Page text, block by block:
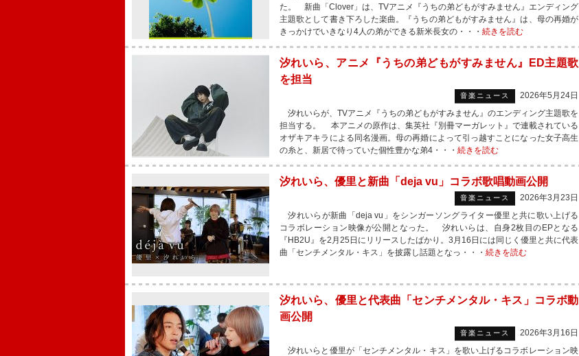
た。 新曲「Clover」は、TVアニメ『うちの弟どもがすみません』エンディング
主題歌として書き下ろした楽曲。『うちの弟どもがすみません』は、母の再婚が
きっかけでいきなり4人の弟ができる新米長女の・・・ 続きを読む
汐れいら、アニメ『うちの弟どもがすみません』ED主題歌
を担当
音楽ニュース
2026年5月24日
汐れいらが、TVアニメ『うちの弟どもがすみません』のエンディング主題歌を
担当する。 本アニメの原作は、集英社『別冊マーガレット』で連載されている
オザキアキラによる同名漫画。母の再婚によって引っ越すことになった女子高生
の糸と、新居で待っていた個性豊かな弟4・・・ 続きを読む
汐れいら、優里と新曲「deja vu」コラボ歌唱動画公開
音楽ニュース
2026年3月23日
汐れいらが新曲「deja vu」をシンガーソングライター優里と共に歌い上げる
コラボレーション映像が公開となった。 汐れいらは、自身2枚目のEPとなる
『HB2U』を2月25日にリリースしたばかり。3月16日には同じく優里と共に代表
曲「センチメンタル・キス」を披露し話題となっ・・・ 続きを読む
汐れいら、優里と代表曲「センチメンタル・キス」コラボ動
画公開
音楽ニュース
2026年3月16日
汐れいらと優里が「センチメンタル・キス」を歌い上げるコラボレーション映